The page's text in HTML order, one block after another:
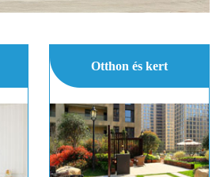
Otthon és kert